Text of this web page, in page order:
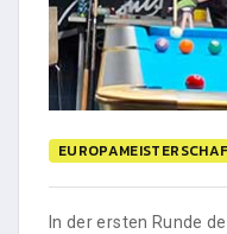
In der ersten Runde